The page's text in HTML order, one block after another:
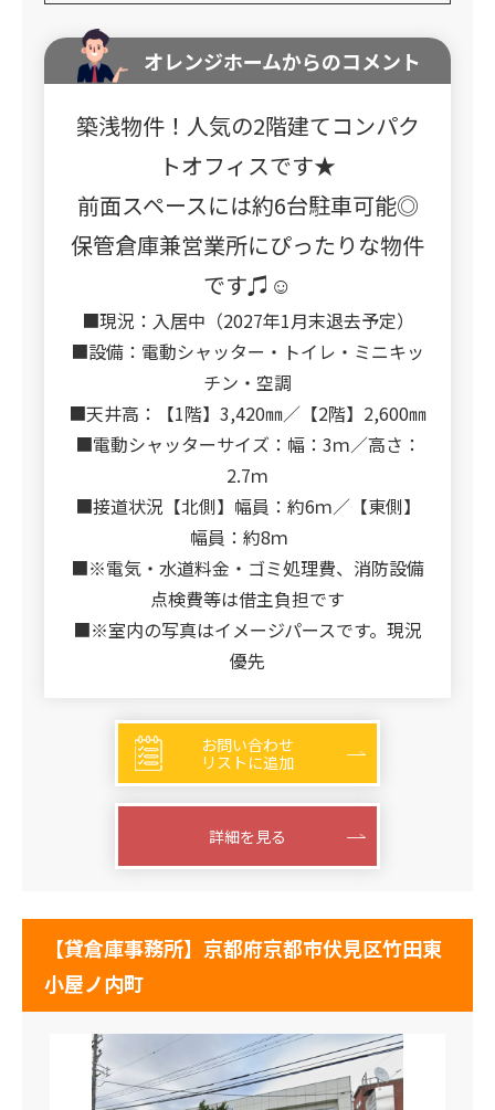
オレンジホームからのコメント
築浅物件！人気の2階建てコンパク
トオフィスです★
前面スペースには約6台駐車可能◎
保管倉庫兼営業所にぴったりな物件
です♫☺
■現況：入居中（2027年1月末退去予定）
■設備：電動シャッター・トイレ・ミニキッ
チン・空調
■天井高：【1階】3,420㎜／【2階】2,600㎜
■電動シャッターサイズ：幅：3ｍ／高さ：
2.7ｍ
■接道状況【北側】幅員：約6ｍ／【東側】
幅員：約8ｍ
■※電気・水道料金・ゴミ処理費、消防設備
点検費等は借主負担です
■※室内の写真はイメージパースです。現況
優先
お問い合わせ
リストに追加
詳細を見る
【貸倉庫事務所】京都府京都市伏見区竹田東
小屋ノ内町